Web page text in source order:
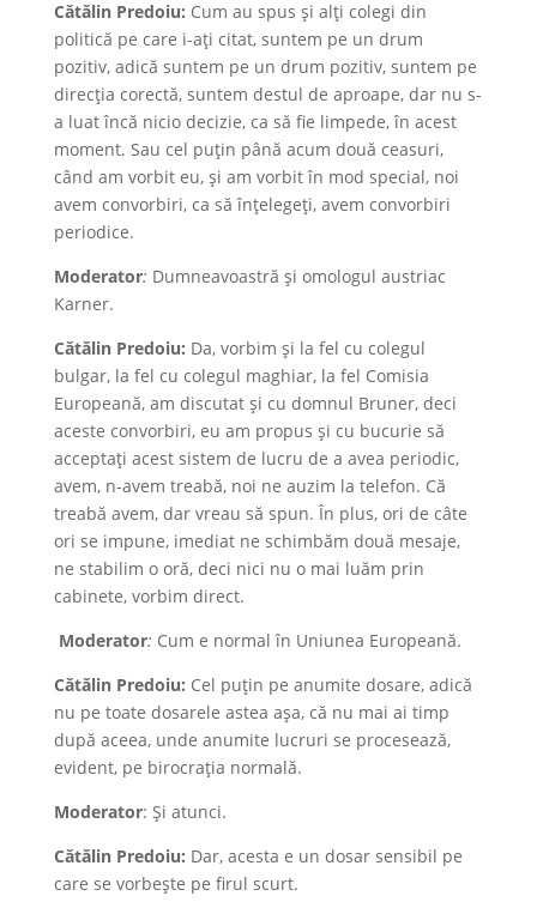
Cătălin Predoiu: Cum au spus și alți colegi din
politică pe care i-ați citat, suntem pe un drum
pozitiv, adică suntem pe un drum pozitiv, suntem pe
direcția corectă, suntem destul de aproape, dar nu s-
a luat încă nicio decizie, ca să fie limpede, în acest
moment. Sau cel puțin până acum două ceasuri,
când am vorbit eu, și am vorbit în mod special, noi
avem convorbiri, ca să înțelegeți, avem convorbiri
periodice.
Moderator: Dumneavoastră și omologul austriac
Karner.
Cătălin Predoiu: Da, vorbim și la fel cu colegul
bulgar, la fel cu colegul maghiar, la fel Comisia
Europeană, am discutat și cu domnul Bruner, deci
aceste convorbiri, eu am propus și cu bucurie să
acceptați acest sistem de lucru de a avea periodic,
avem, n-avem treabă, noi ne auzim la telefon. Că
treabă avem, dar vreau să spun. În plus, ori de câte
ori se impune, imediat ne schimbăm două mesaje,
ne stabilim o oră, deci nici nu o mai luăm prin
cabinete, vorbim direct.
Moderator: Cum e normal în Uniunea Europeană.
Cătălin Predoiu: Cel puțin pe anumite dosare, adică
nu pe toate dosarele astea așa, că nu mai ai timp
după aceea, unde anumite lucruri se procesează,
evident, pe birocrația normală.
Moderator: Și atunci.
Cătălin Predoiu: Dar, acesta e un dosar sensibil pe
care se vorbește pe firul scurt.